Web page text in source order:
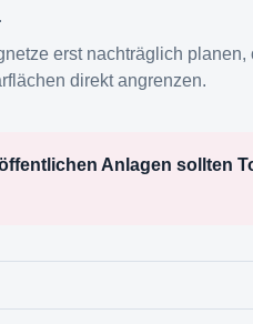
erst nachträglich
direkt angrenzen.
Anlagen sollten